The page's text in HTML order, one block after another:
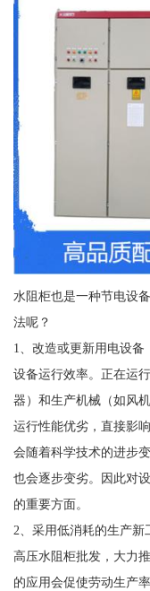
水阻柜也是一种节电设
法呢？
1、改造或更新用电设
设备运行效率。正在运
器）和生产机械（如风
运行性能优劣，直接影
会随着科学技术的进步
也会逐步变劣。因此对
的重要方面。
2、采用低消耗的生产新
高压水阻柜批发，大力
的应用会促使劳动生产